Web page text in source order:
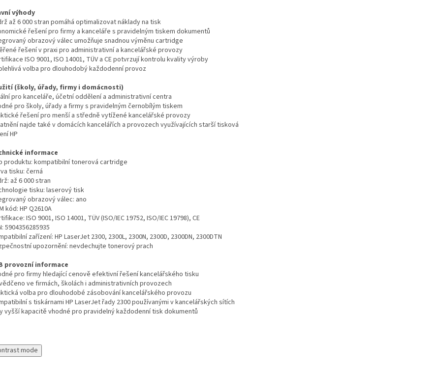
výhody
až 6 000 stran pomáhá optimalizovat náklady na tisk
řešení pro firmy a kanceláře s pravidelným tiskem dokumentů
obrazový válec umožňuje snadnou výměnu cartridge
řešení v praxi pro administrativní a kancelářské provozy
ISO 9001, ISO 14001, TÜV a CE potvrzují kontrolu kvality výroby
volba pro dlouhodobý každodenní provoz
(školy, úřady, firmy i domácnosti)
pro kanceláře, účetní oddělení a administrativní centra
pro školy, úřady a firmy s pravidelným černobílým tiskem
řešení pro menší a středně vytížené kancelářské provozy
najde také v domácích kancelářích a provozech využívajících starší tisková
HP
informace
produktu: kompatibilní tonerová cartridge
tisku: černá
až 6 000 stran
tisku: laserový tisk
obrazový válec: ano
kód: HP Q2610A
ISO 9001, ISO 14001, TÜV (ISO/IEC 19752, ISO/IEC 19798), CE
5904356285935
zařízení: HP LaserJet 2300, 2300L, 2300N, 2300D, 2300DN, 2300DTN
upozornění: nevdechujte tonerový prach
provozní informace
pro firmy hledající cenově efektivní řešení kancelářského tisku
ve firmách, školách i administrativních provozech
volba pro dlouhodobé zásobování kancelářského provozu
s tiskárnami HP LaserJet řady 2300 používanými v kancelářských sítích
vyšší kapacitě vhodné pro pravidelný každodenní tisk dokumentů
mode